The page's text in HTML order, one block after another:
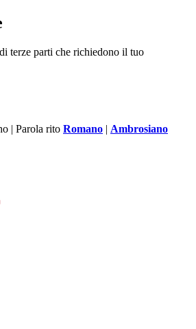
terze parti che richiedono il tuo
| Parola rito Romano | Ambrosiano